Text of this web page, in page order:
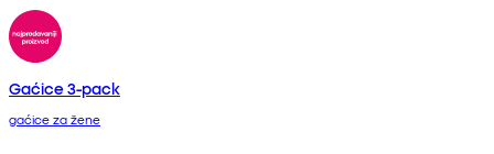
Gaćice 3-pack
gaćice za žene